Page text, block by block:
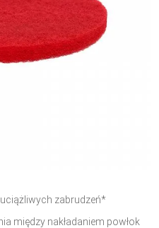
zabrudzeń*
między nakładaniem powłok